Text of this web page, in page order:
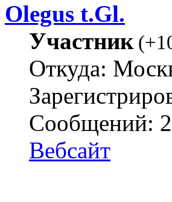
Olegus t.Gl.
Участник(
Откуда:
Сообщений:
Вебсайт